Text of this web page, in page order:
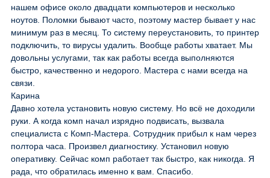
нашем офисе около двадцати компьютеров и несколько
ноутов. Поломки бывают часто, поэтому мастер бывает у нас
минимум раз в месяц. То систему переустановить, то принтер
подключить, то вирусы удалить. Вообще работы хватает. Мы
довольны услугами, так как работы всегда выполняются
быстро, качественно и недорого. Мастера с нами всегда на
связи.
Карина
Давно хотела установить новую систему. Но всё не доходили
руки. А когда комп начал изрядно подвисать, вызвала
специалиста с Комп-Мастера. Сотрудник прибыл к нам через
полтора часа. Произвел диагностику. Установил новую
оперативку. Сейчас комп работает так быстро, как никогда. Я
рада, что обратилась именно к вам. Спасибо.